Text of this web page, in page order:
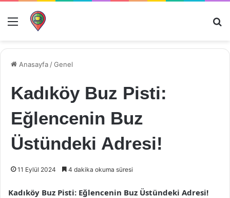
Menü
Anasayfa /Genel
Kadıköy Buz Pisti:
Eğlencenin Buz
Üstündeki Adresi!
11 Eylül 2024 4 dakika okuma süresi
Kadıköy Buz Pisti: Eğlencenin Buz Üstündeki Adresi!